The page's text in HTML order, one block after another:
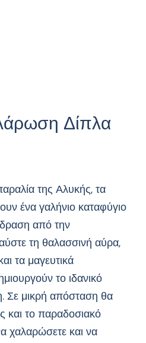
Δίπλα
της Αλυκής, τα
ένα γαλήνιο καταφύγιο
από την
τη θαλασσινή αύρα,
τα μαγευτικά
το ιδανικό
Σε μικρή απόσταση θα
και το παραδοσιακό
χαλαρώσετε και να